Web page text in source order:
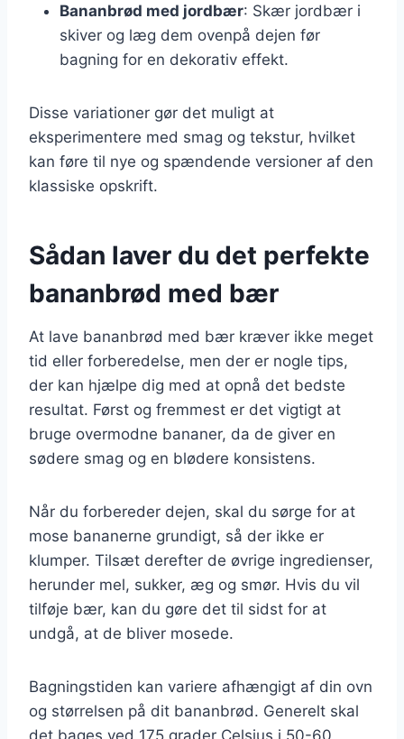
Bananbrød med jordbær: Skær jordbær i
skiver og læg dem ovenpå dejen før
bagning for en dekorativ effekt.
Disse variationer gør det muligt at
eksperimentere med smag og tekstur, hvilket
kan føre til nye og spændende versioner af den
klassiske opskrift.
Sådan laver du det perfekte
bananbrød med bær
At lave bananbrød med bær kræver ikke meget
tid eller forberedelse, men der er nogle tips,
der kan hjælpe dig med at opnå det bedste
resultat. Først og fremmest er det vigtigt at
bruge overmodne bananer, da de giver en
sødere smag og en blødere konsistens.
Når du forbereder dejen, skal du sørge for at
mose bananerne grundigt, så der ikke er
klumper. Tilsæt derefter de øvrige ingredienser,
herunder mel, sukker, æg og smør. Hvis du vil
tilføje bær, kan du gøre det til sidst for at
undgå, at de bliver mosede.
Bagningstiden kan variere afhængigt af din ovn
og størrelsen på dit bananbrød. Generelt skal
det bages ved 175 grader Celsius i 50-60